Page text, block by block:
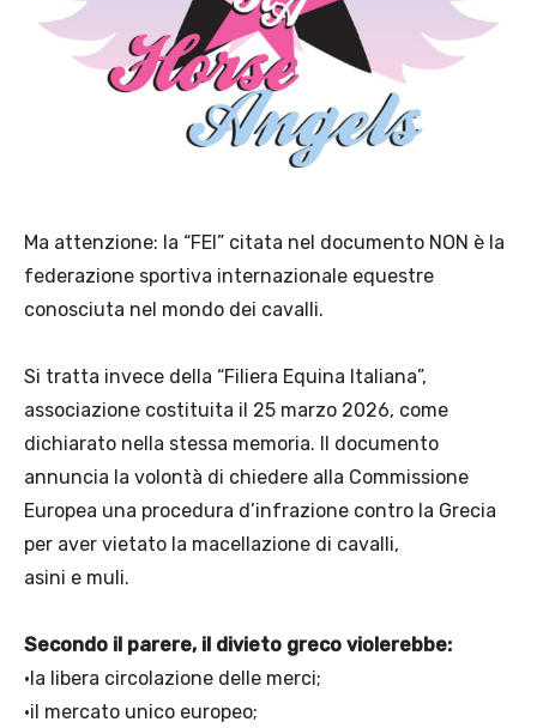
Ma attenzione: la “FEI” citata nel documento NON è la
federazione sportiva internazionale equestre
conosciuta nel mondo dei cavalli.
Si tratta invece della “Filiera Equina Italiana”,
associazione costituita il 25 marzo 2026, come
dichiarato nella stessa memoria. Il documento
annuncia la volontà di chiedere alla Commissione
Europea una procedura d’infrazione contro la Grecia
per aver vietato la macellazione di cavalli,
asini e muli.
Secondo il parere, il divieto greco violerebbe:
•la libera circolazione delle merci;
•il mercato unico europeo;